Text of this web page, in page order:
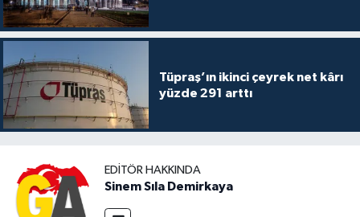
Tüpraş’ın ikinci çeyrek net kârı
yüzde 291 arttı
EDITÖR HAKKINDA
Sinem Sıla Demirkaya